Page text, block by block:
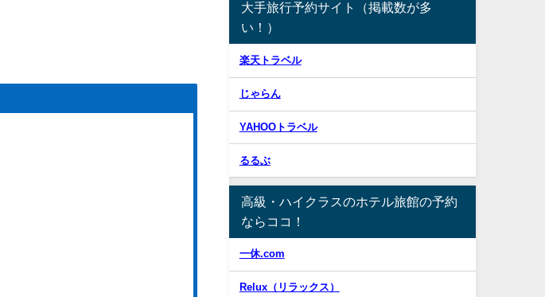
大手旅行予約サイト（掲載数が多
い！）
楽天トラベル
じゃらん
YAHOOトラベル
るるぶ
高級・ハイクラスのホテル旅館の予約
ならココ！
一休.com
Relux（リラックス）